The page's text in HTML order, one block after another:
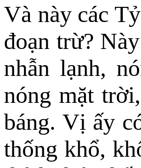
Và này các
đoạn trừ?
nhẫn lạnh,
nóng mặt
báng. Vị ấy
thống khổ,